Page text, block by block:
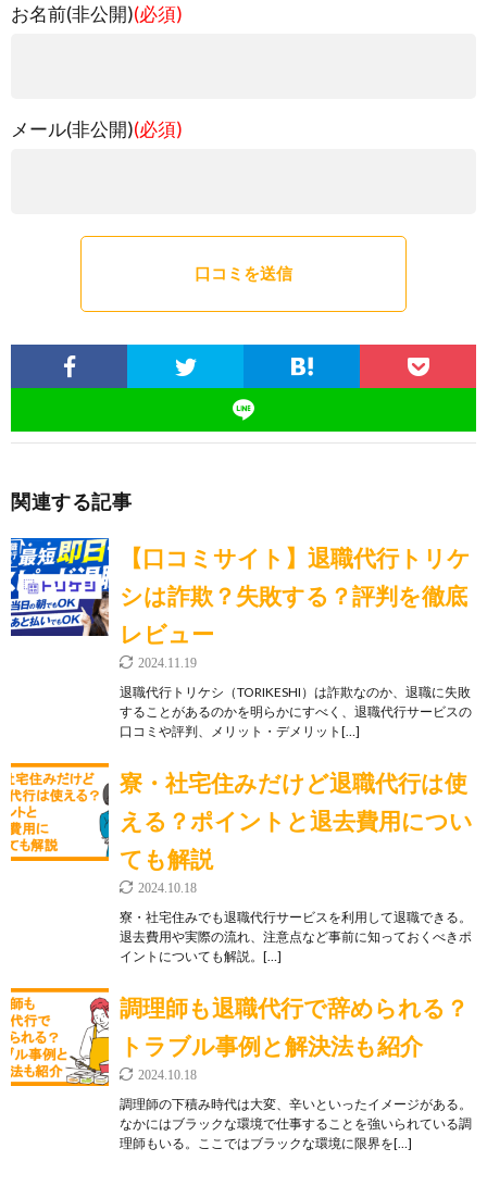
お名前(非公開)(必須)
メール(非公開)(必須)
関連する記事
【口コミサイト】退職代行トリケ
シは詐欺？失敗する？評判を徹底
レビュー
2024.11.19
退職代行トリケシ（TORIKESHI）は詐欺なのか、退職に失敗
することがあるのかを明らかにすべく、退職代行サービスの
口コミや評判、メリット・デメリット[…]
寮・社宅住みだけど退職代行は使
える？ポイントと退去費用につい
ても解説
2024.10.18
寮・社宅住みでも退職代行サービスを利用して退職できる。
退去費用や実際の流れ、注意点など事前に知っておくべきポ
イントについても解説。[…]
調理師も退職代行で辞められる？
トラブル事例と解決法も紹介
2024.10.18
調理師の下積み時代は大変、辛いといったイメージがある。
なかにはブラックな環境で仕事することを強いられている調
理師もいる。ここではブラックな環境に限界を[…]